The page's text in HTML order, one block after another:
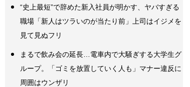
“史上最短”で辞めた新入社員が明かす、ヤバすぎる
職場「新人はツラいのが当たり前」上司はイジメを
見て見ぬフリ
まるで飲み会の延長…電車内で大騒ぎする大学生グ
ループ。「ゴミを放置していく人も」マナー違反に
周囲はウンザリ